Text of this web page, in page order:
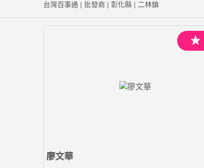
台灣百事通 | 批發商 | 彰化縣 | 二林鎮
廖文華